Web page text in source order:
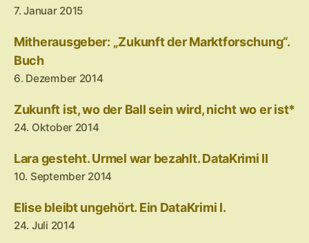
7. Januar 2015
Mitherausgeber: „Zukunft der Marktforschung“.
Buch
6. Dezember 2014
Zukunft ist, wo der Ball sein wird, nicht wo er ist*
24. Oktober 2014
Lara gesteht. Urmel war bezahlt. DataKrimi II
10. September 2014
Elise bleibt ungehört. Ein DataKrimi I.
24. Juli 2014